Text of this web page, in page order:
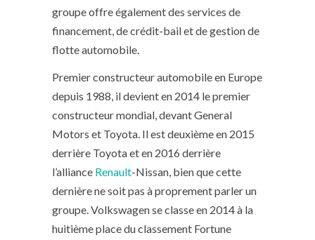
groupe offre également des services de
financement, de crédit-bail et de gestion de
flotte automobile.
Premier constructeur automobile en Europe
depuis 1988, il devient en 2014 le premier
constructeur mondial, devant General
Motors et Toyota. Il est deuxième en 2015
derrière Toyota et en 2016 derrière
l’alliance Renault-Nissan, bien que cette
dernière ne soit pas à proprement parler un
groupe. Volkswagen se classe en 2014 à la
huitième place du classement Fortune